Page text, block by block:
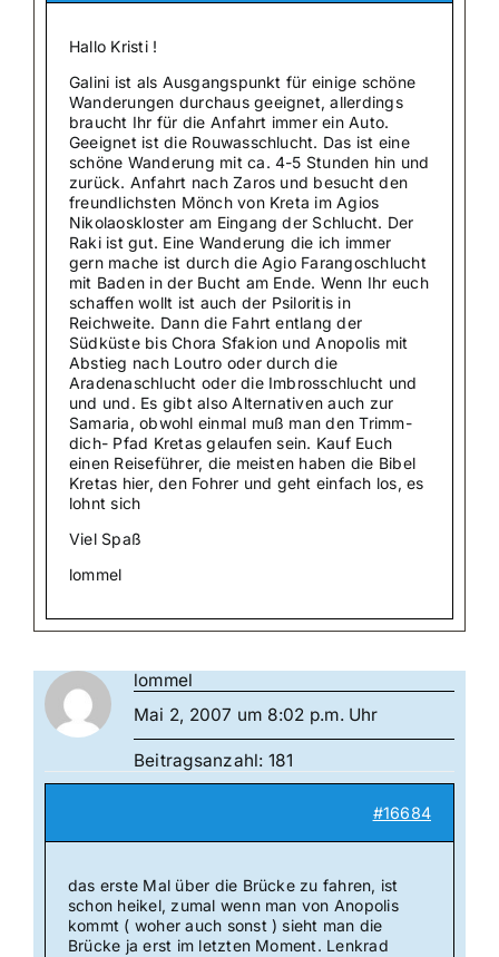
Hallo Kristi !
Galini ist als Ausgangspunkt für einige schöne
Wanderungen durchaus geeignet, allerdings
braucht Ihr für die Anfahrt immer ein Auto.
Geeignet ist die Rouwasschlucht. Das ist eine
schöne Wanderung mit ca. 4-5 Stunden hin und
zurück. Anfahrt nach Zaros und besucht den
freundlichsten Mönch von Kreta im Agios
Nikolaoskloster am Eingang der Schlucht. Der
Raki ist gut. Eine Wanderung die ich immer
gern mache ist durch die Agio Farangoschlucht
mit Baden in der Bucht am Ende. Wenn Ihr euch
schaffen wollt ist auch der Psiloritis in
Reichweite. Dann die Fahrt entlang der
Südküste bis Chora Sfakion und Anopolis mit
Abstieg nach Loutro oder durch die
Aradenaschlucht oder die Imbrosschlucht und
und und. Es gibt also Alternativen auch zur
Samaria, obwohl einmal muß man den Trimm-
dich- Pfad Kretas gelaufen sein. Kauf Euch
einen Reiseführer, die meisten haben die Bibel
Kretas hier, den Fohrer und geht einfach los, es
lohnt sich
Viel Spaß
lommel
lommel
Mai 2, 2007 um 8:02 p.m. Uhr
Beitragsanzahl: 181
#16684
das erste Mal über die Brücke zu fahren, ist
schon heikel, zumal wenn man von Anopolis
kommt ( woher auch sonst ) sieht man die
Brücke ja erst im letzten Moment. Lenkrad